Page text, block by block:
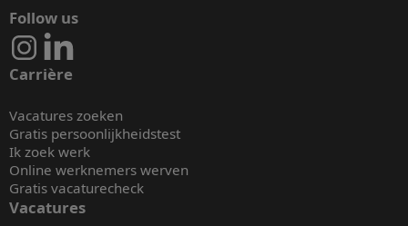
Follow us
Carrière
Vacatures zoeken
Gratis persoonlijkheidstest
Ik zoek werk
Online werknemers werven
Gratis vacaturecheck
Vacatures